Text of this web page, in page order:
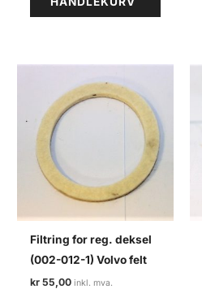
Filtring for reg. deksel
(002-012-1) Volvo felt
kr 55,00